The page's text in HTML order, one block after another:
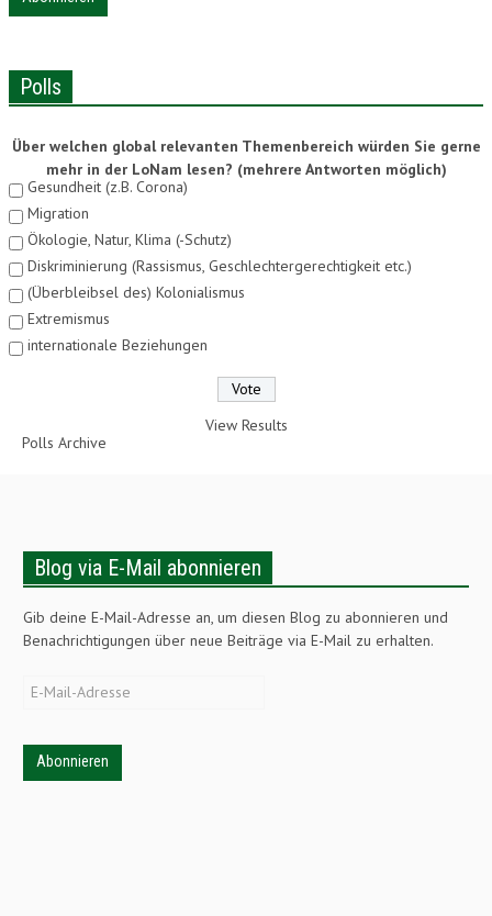
Polls
Über welchen global relevanten Themenbereich würden Sie gerne
mehr in der LoNam lesen? (mehrere Antworten möglich)
Gesundheit (z.B. Corona)
Migration
Ökologie, Natur, Klima (-Schutz)
Diskriminierung (Rassismus, Geschlechtergerechtigkeit etc.)
(Überbleibsel des) Kolonialismus
Extremismus
internationale Beziehungen
View Results
Polls Archive
Blog via E-Mail abonnieren
Gib deine E-Mail-Adresse an, um diesen Blog zu abonnieren und
Benachrichtigungen über neue Beiträge via E-Mail zu erhalten.
E-